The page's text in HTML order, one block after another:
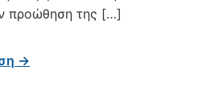
προώθηση της […]
→